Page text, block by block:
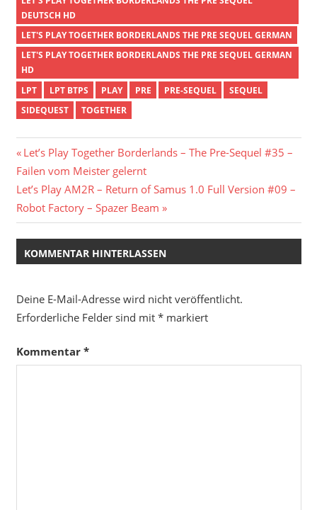
DEUTSCH HD
LET'S PLAY TOGETHER BORDERLANDS THE PRE SEQUEL GERMAN
LET'S PLAY TOGETHER BORDERLANDS THE PRE SEQUEL GERMAN
HD
LPT
LPT BTPS PLAY PRE PRE-SEQUEL
SEQUEL
SIDEQUEST
TOGETHER
Beitragsnavigation
Vorheriger
Beitrag:
Let’s Play Together Borderlands – The Pre-Sequel #35 –
Failen vom Meister gelernt
Nächster
Beitrag:
Let’s Play AM2R – Return of Samus 1.0 Full Version #09 –
Robot Factory – Spazer Beam
KOMMENTAR HINTERLASSEN
Deine E-Mail-Adresse wird nicht veröffentlicht.
Erforderliche Felder sind mit *markiert
Kommentar *